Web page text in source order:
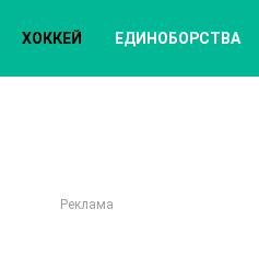
ХОККЕЙ ЕДИНОБОРСТВА